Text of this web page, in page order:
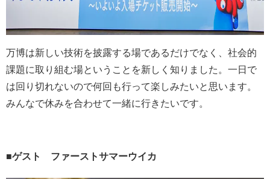
万博は新しい技術を披露する場であるだけでなく、社会的
課題に取り組む場ということを新しく知りました。一日で
は回り切れないので何回も行って楽しみたいと思います。
みんなで休みを合わせて一緒に行きたいです。
■ゲスト ファーストサマーウイカ